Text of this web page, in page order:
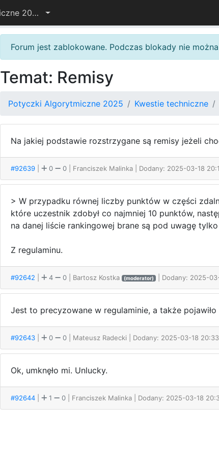
Potyczki Algorytmiczne 2025
Forum jest zablokowane. Podczas blokady nie
Temat: Remisy
Potyczki Algorytmiczne 2025 Kwestie techniczne
Na jakiej podstawie rozstrzygane są remisy jeżeli
#92639 0 0 | Franciszek Malinka | Dodany: 2025-03-18
> W przypadku równej liczby punktów w części
które uczestnik zdobył co najmniej 10 punktów,
na danej liście rankingowej brane są pod uwagę
Z regulaminu.
#92642 4 0 | Bartosz Kostka (moderator) | Dodany: 2025-
Jest to precyzowane w regulaminie, a także
#92643 0 0 | Mateusz Radecki | Dodany: 2025-03-18
Ok, umknęło mi. Unlucky.
#92644 1 0 | Franciszek Malinka | Dodany: 2025-03-18